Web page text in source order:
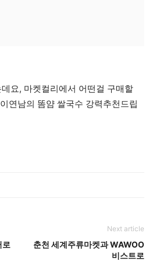
요, 마켓컬리에서 어떤걸 구매할
연남의 똠얌 쌀국수 강력추천드립
로
Next article
춘천 세계주류마켓과 WAWOO
비스트로